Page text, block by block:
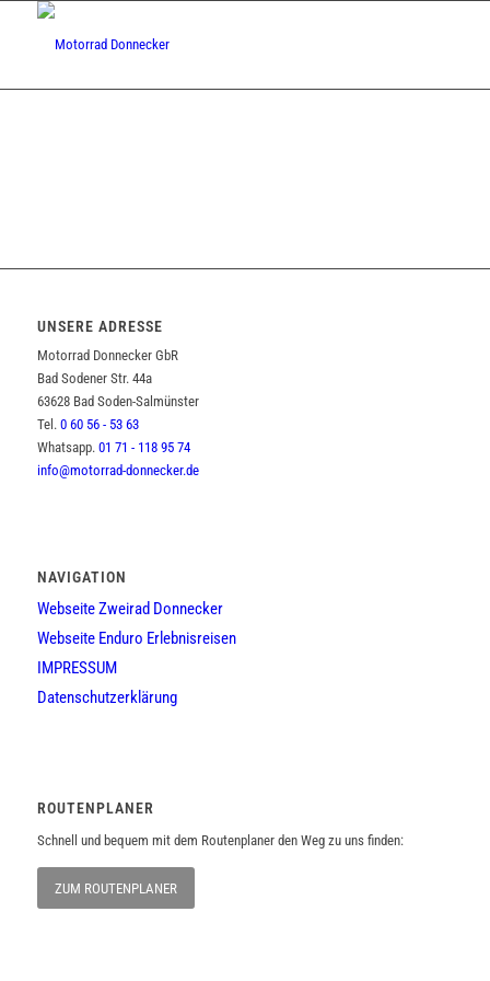
UNSERE ADRESSE
Motorrad Donnecker GbR
Bad Sodener Str. 44a
63628 Bad Soden-Salmünster
Tel. 0 60 56 - 53 63
Whatsapp. 01 71 - 118 95 74
info@motorrad-donnecker.de
NAVIGATION
Webseite Zweirad Donnecker
Webseite Enduro Erlebnisreisen
IMPRESSUM
Datenschutzerklärung
ROUTENPLANER
Schnell und bequem mit dem Routenplaner den Weg zu uns finden:
ZUM ROUTENPLANER